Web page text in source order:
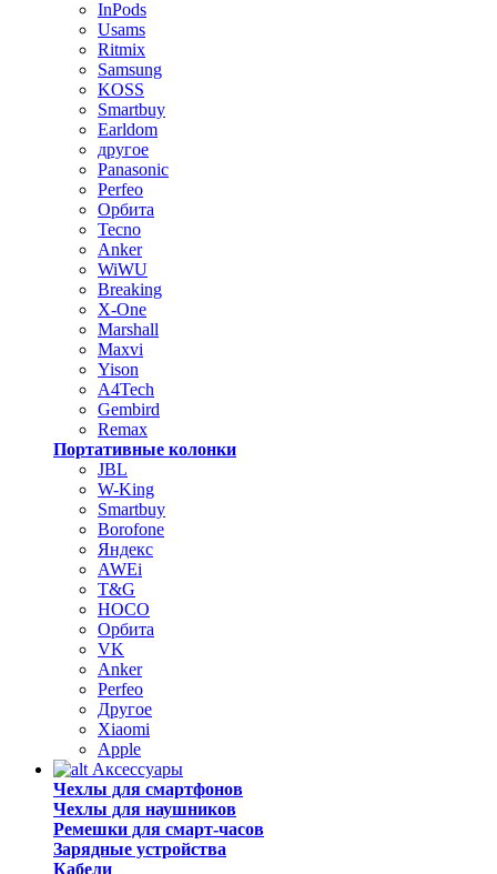
InPods
Usams
Ritmix
Samsung
KOSS
Smartbuy
Earldom
другое
Panasonic
Perfeo
Орбита
Tecno
Anker
WiWU
Breaking
X-One
Marshall
Maxvi
Yison
A4Tech
Gembird
Remax
Портативные колонки
JBL
W-King
Smartbuy
Borofone
Яндекс
AWEi
T&G
HOCO
Орбита
VK
Anker
Perfeo
Другое
Xiaomi
Apple
Аксессуары
Чехлы для смартфонов
Чехлы для наушников
Ремешки для смарт-часов
Зарядные устройства
Кабели